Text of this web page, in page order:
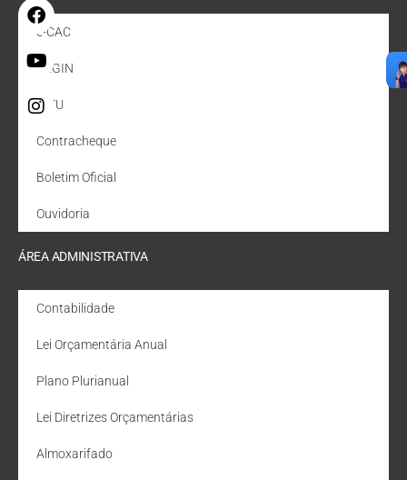
e-CAC
REGIN
IPTU
Contracheque
Boletim Oficial
Ouvidoria
ÁREA ADMINISTRATIVA
Contabilidade
Lei Orçamentária Anual
Plano Plurianual
Lei Diretrizes Orçamentárias
Almoxarifado